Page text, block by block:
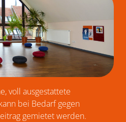
voll ausgestattete
bei Bedarf gegen
gemietet werden.